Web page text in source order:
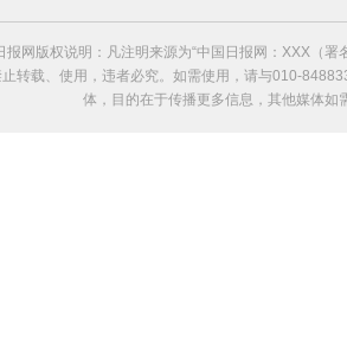
报网版权说明：凡注明来源为“中国日报网：XXX（
转载、使用，违者必究。如需使用，请与010-
体，目的在于传播更多信息，其他媒体